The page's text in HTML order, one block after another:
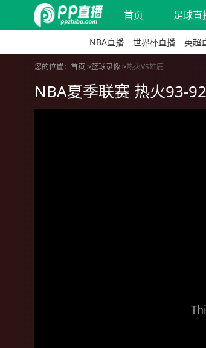
首页 足球直
NBA直播 世界杯直播 英超
您的位置： 首页 >篮球录像>热火VS雄鹿
NBA夏季联赛 热火93-